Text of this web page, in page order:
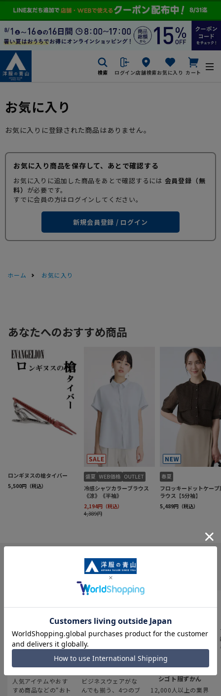
検索 ログイン店舗検索お気に入り カート
お気に入り
お気に入りに登録された商品はありません。
お気に入り商品を保存して、あとで確認する
お気に入りに追加した商品をあとで確認するには 会員登録（無
料） が必要です。
すでに会員の方はログインしてください。
新規会員登録 / ログイン
ホーム お気に入り
INFORMATION
最新のお買い得情報
人気アイテムやおす
すめ商品などの“おト
スーツスクエア
ビジネスウェアがな
んでも揃う、4つのブ
みんなの
シゴト服ずかん
12,000人以上の業界